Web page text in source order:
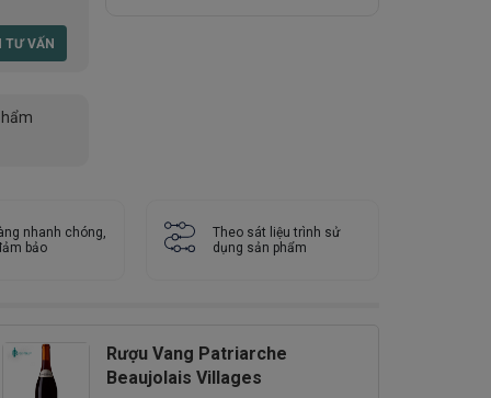
nhanh chóng,
bảo
Theo sát liệu trình sử
dụng sản phẩm
Rượu Vang Patriarche
Beaujolais Villages